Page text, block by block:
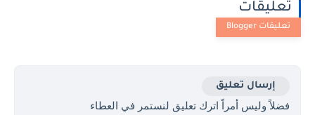
تعليقات
إرسال تعليق
فضلاً وليس أمراً اترك تعليق لنستمر في العطاء